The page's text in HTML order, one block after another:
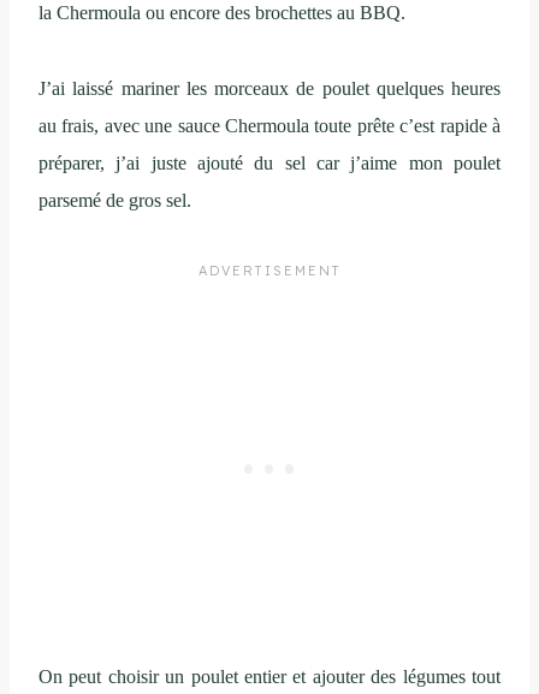
la Chermoula ou encore des brochettes au BBQ.
J’ai laissé mariner les morceaux de poulet quelques heures
au frais, avec une sauce Chermoula toute prête c’est rapide à
préparer, j’ai juste ajouté du sel car j’aime mon poulet
parsemé de gros sel.
On peut choisir un poulet entier et ajouter des légumes tout